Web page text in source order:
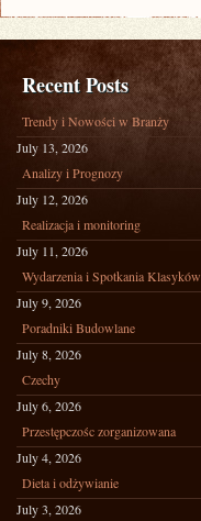
Recent Posts
Trendy i Nowości w Branży
July 13, 2026
Analizy i Prognozy
July 12, 2026
Realizacja i monitoring
July 11, 2026
Wydarzenia i Spotkania Klasyków
July 9, 2026
Poradniki Budowlane
July 8, 2026
Czechy
July 6, 2026
Przestępczośc zorganizowana
July 4, 2026
Dieta i odżywianie
July 3, 2026